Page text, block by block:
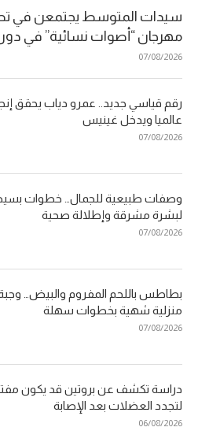
سيدات المتوسط يجتمعن في
مهرجان “أصوات نسائية” في دورته
07/08/2026
رقم قياسي جديد.. عمرو دياب يحقق
عالميا ويدخل غينيس
07/08/2026
وصفات طبيعية للجمال… خطوات
لبشرة مشرقة وإطلالة صحية
07/08/2026
بطاطس باللحم المفروم والبيض…
منزلية شهية بخطوات سهلة
07/08/2026
دراسة تكشف عن بروتين قد يكون
لتجدد العضلات بعد الإصابة
06/08/2026